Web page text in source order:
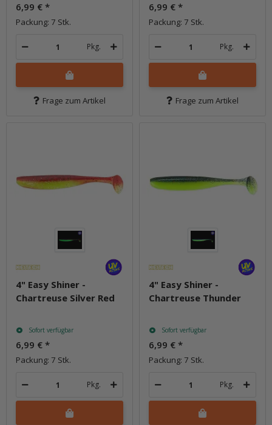
6,99 € *
Packung: 7 Stk.
Pkg.
Frage zum Artikel
6,99 € *
Packung: 7 Stk.
Pkg.
Frage zum Artikel
4" Easy Shiner -
Chartreuse Silver Red
Sofort verfügbar
6,99 € *
Packung: 7 Stk.
Pkg.
4" Easy Shiner -
Chartreuse Thunder
Sofort verfügbar
6,99 € *
Packung: 7 Stk.
Pkg.